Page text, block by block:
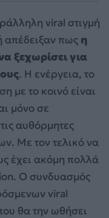
viral στιγμή
απέδειξαν πως η
ξεχωρίσει για
. Η ενέργεια, το
με το κοινό είναι
μόνο σε
αυθόρμητες
Με τον τελικό να
έχει ακόμη πολλά
Ο συνδυασμός
viral
θα την ωθήσει